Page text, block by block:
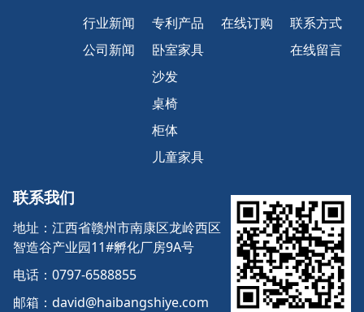
行业新闻
公司新闻
专利产品
卧室家具
沙发
桌椅
柜体
儿童家具
在线订购
联系方式
在线留言
联系我们
地址：江西省赣州市南康区龙岭西区
智造谷产业园11#孵化厂房9A号
电话：0797-6588855
邮箱：david@haibangshiye.com